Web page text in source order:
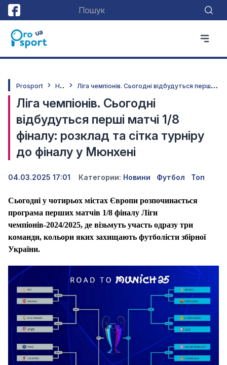
Prosport Н
овини Л
іга чемпіонів. Сьогодні відбудуться перші матчі 1/8 фіналу: розклад та сітка турніру до фіналу у Мюнхені
Ліга чемпіонів. Сьогодні
відбудуться перші матчі 1/8
фіналу: розклад та сітка турніру
до фіналу у Мюнхені
04.03.2025 17:01 Категории: Новини Футбол Топ
Сьогодні у чотирьох містах Європи розпочинається
програма перших матчів 1/8 фіналу Ліги
чемпіонів-2024/2025, де візьмуть участь одразу три
команди, кольори яких захищають футболісти збірної
України.